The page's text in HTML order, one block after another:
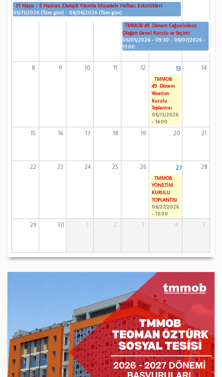
31 Mayıs - 5 Haziran Ekolojik Yıkımla Mücadele Haftası Etkinlikleri
05/31/2026 (Tüm gün) - 06/06/2026 (Tüm gün)
TMMOB 49. Dönem Çoğunluksuz
Olağan Genel Kurulu ve Seçimi
06/05/2026 - 09:30 - 06/07/2026 -
17:00
8 9 10 11 12 13 14
TMMOB
49. Dönem
Yönetim
Kurulu
Toplantısı
06/13/2026
- 14:00
15 16 17 18 19 20 21
22 23 24 25 26 27 28
TMMOB
YÖNETİM
KURULU
TOPLANTISI
06/27/2026
- 13:00
29 30 1 2 3 4 5